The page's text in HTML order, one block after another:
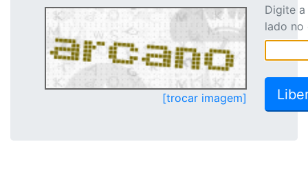
[trocar imagem]
Digite
lado no